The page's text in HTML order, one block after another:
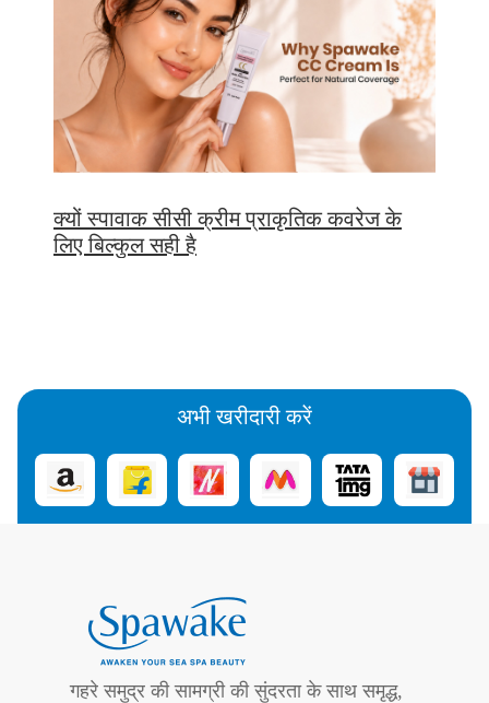
क्यों स्पावाक सीसी क्रीम प्राकृतिक कवरेज के
लिए बिल्कुल सही है
अभी खरीदारी करें
गहरे समुद्र की सामग्री की सुंदरता के साथ समृद्ध,